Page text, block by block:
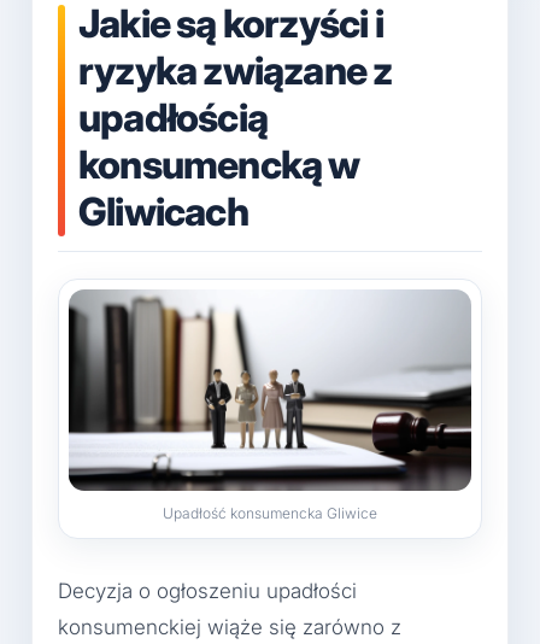
Jakie są korzyści i
ryzyka związane z
upadłością
konsumencką w
Gliwicach
Upadłość konsumencka Gliwice
Decyzja o ogłoszeniu upadłości
konsumenckiej wiąże się zarówno z